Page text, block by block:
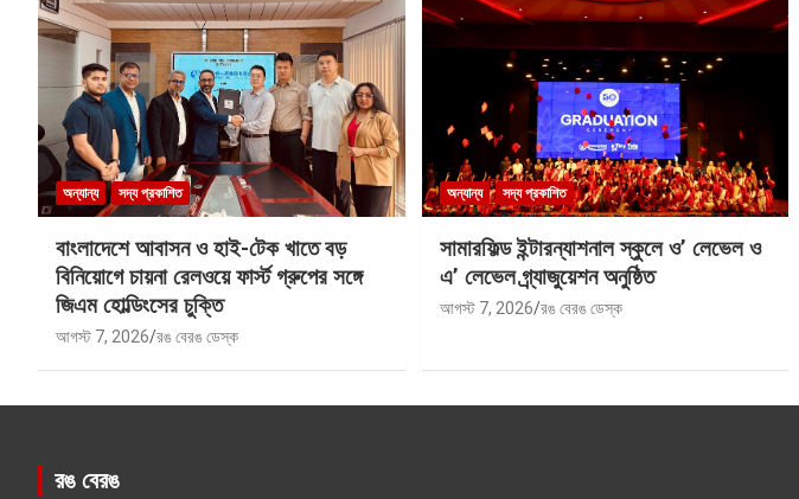
অন্যান্য সদ্য প্রকাশিত
বাংলাদেশে আবাসন ও হাই-টেক খাতে বড়
বিনিয়োগে চায়না রেলওয়ে ফার্স্ট গ্রুপের সঙ্গে
জিএম হোল্ডিংসের চুক্তি
আগস্ট 7, 2026 রঙ বেরঙ ডেস্ক
অন্যান্য সদ্য প্রকাশিত
সামারফিল্ড ইন্টারন্যাশনাল স্কুলে ও’ লেভেল ও
এ’ লেভেল গ্র্যাজুয়েশন অনুষ্ঠিত
আগস্ট 7, 2026 রঙ বেরঙ ডেস্ক
রঙ বেরঙ